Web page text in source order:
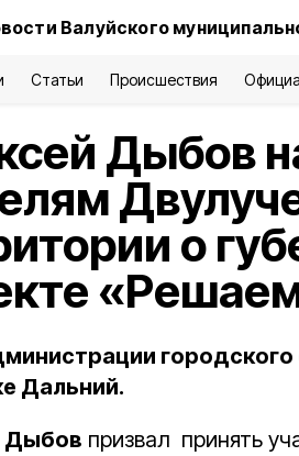
Валуйского
Статьи Происшествия
Дыбов
о
Дальний.
Дыбов призвал принять